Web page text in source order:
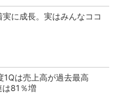
に成長。実はみんなココ
1Qは売上高が過去最高
は81％増